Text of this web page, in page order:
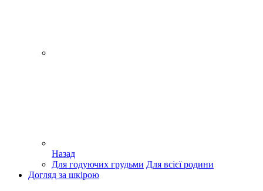
Назад
Для годуючих грудьми Для всієї родини
Догляд за шкірою